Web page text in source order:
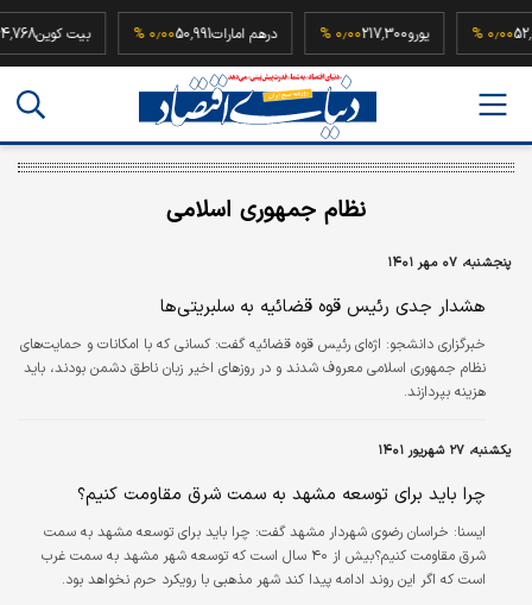
52,500,000 یورو217,300 درهم امارات50,991 بیت
نظام جمهوری اسلامی
پنجشنبه، ۰۷ مهر ۱۴۰۱
هشدار جدی رئیس قوه قضائیه به سلبریتی‌ها
خبرگزاری دانشجو: اژه‌ای رئیس قوه قضائیه گفت: کسانی که با امکانات و حمایت‌های
نظام جمهوری اسلامی معروف شدند و در روزهای اخیر زبان ناطق دشمن بودند، باید
هزینه بپردازند.
یکشنبه، ۲۷ شهریور ۱۴۰۱
چرا باید برای توسعه مشهد به سمت شرق مقاومت کنیم؟
ایسنا: خراسان رضوی شهردار مشهد گفت: چرا باید برای توسعه مشهد به سمت
شرق مقاومت کنیم؟بیش از ۴۰ سال است که توسعه شهر مشهد به سمت غرب
است که اگر این روند ادامه پیدا کند شهر مذهبی با رویکرد حرم نخواهد بود.